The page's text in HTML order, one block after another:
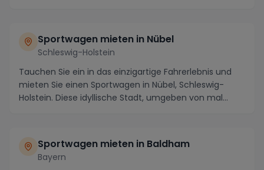
Sportwagen mieten in Nübel
Schleswig-Holstein
Tauchen Sie ein in das einzigartige Fahrerlebnis und
mieten Sie einen Sportwagen in Nübel, Schleswig-
Holstein. Diese idyllische Stadt, umgeben von mal...
Sportwagen mieten in Baldham
Bayern